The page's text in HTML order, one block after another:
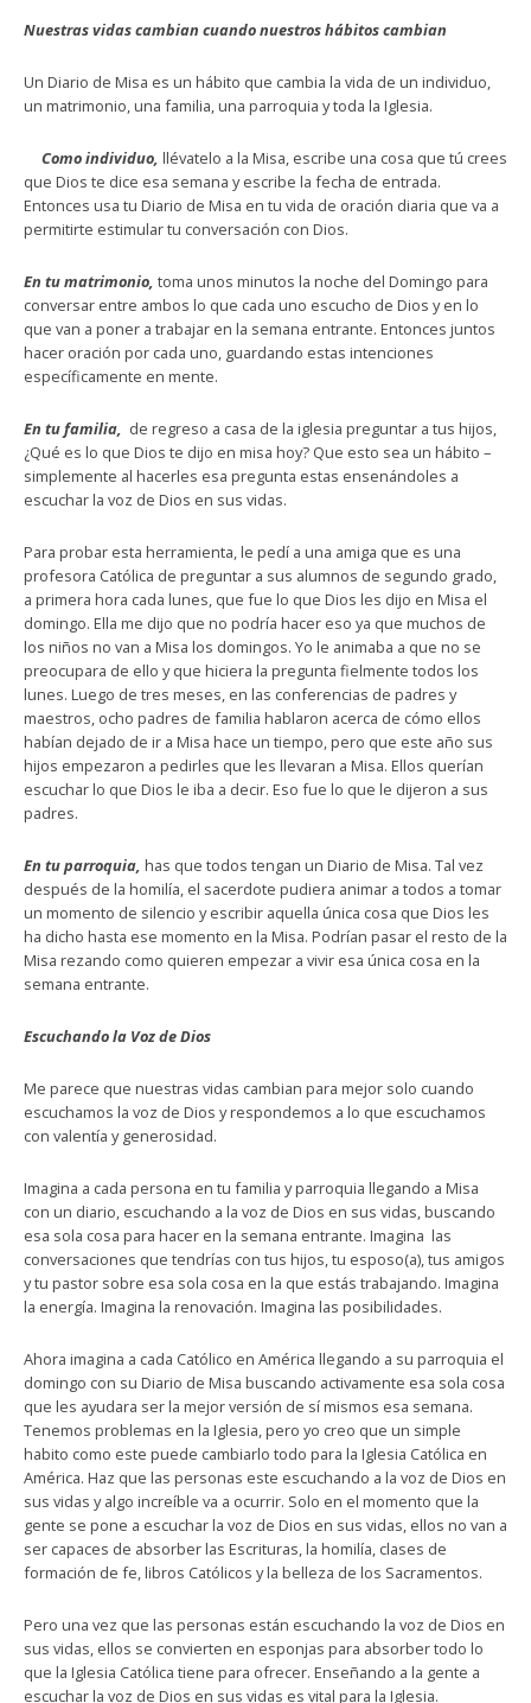
Nuestras vidas cambian cuando nuestros hábitos cambian
Un Diario de Misa es un hábito que cambia la vida de un individuo,
un matrimonio, una familia, una parroquia y toda la Iglesia.
Como individuo, llévatelo a la Misa, escribe una cosa que tú crees
que Dios te dice esa semana y escribe la fecha de entrada.
Entonces usa tu Diario de Misa en tu vida de oración diaria que va a
permitirte estimular tu conversación con Dios.
En tu matrimonio, toma unos minutos la noche del Domingo para
conversar entre ambos lo que cada uno escucho de Dios y en lo
que van a poner a trabajar en la semana entrante. Entonces juntos
hacer oración por cada uno, guardando estas intenciones
específicamente en mente.
En tu familia, de regreso a casa de la iglesia preguntar a tus hijos,
¿Qué es lo que Dios te dijo en misa hoy? Que esto sea un hábito –
simplemente al hacerles esa pregunta estas ensenándoles a
escuchar la voz de Dios en sus vidas.
Para probar esta herramienta, le pedí a una amiga que es una
profesora Católica de preguntar a sus alumnos de segundo grado,
a primera hora cada lunes, que fue lo que Dios les dijo en Misa el
domingo. Ella me dijo que no podría hacer eso ya que muchos de
los niños no van a Misa los domingos. Yo le animaba a que no se
preocupara de ello y que hiciera la pregunta fielmente todos los
lunes. Luego de tres meses, en las conferencias de padres y
maestros, ocho padres de familia hablaron acerca de cómo ellos
habían dejado de ir a Misa hace un tiempo, pero que este año sus
hijos empezaron a pedirles que les llevaran a Misa. Ellos querían
escuchar lo que Dios le iba a decir. Eso fue lo que le dijeron a sus
padres.
En tu parroquia, has que todos tengan un Diario de Misa. Tal vez
después de la homilía, el sacerdote pudiera animar a todos a tomar
un momento de silencio y escribir aquella única cosa que Dios les
ha dicho hasta ese momento en la Misa. Podrían pasar el resto de la
Misa rezando como quieren empezar a vivir esa única cosa en la
semana entrante.
Escuchando la Voz de Dios
Me parece que nuestras vidas cambian para mejor solo cuando
escuchamos la voz de Dios y respondemos a lo que escuchamos
con valentía y generosidad.
Imagina a cada persona en tu familia y parroquia llegando a Misa
con un diario, escuchando a la voz de Dios en sus vidas, buscando
esa sola cosa para hacer en la semana entrante. Imagina las
conversaciones que tendrías con tus hijos, tu esposo(a), tus amigos
y tu pastor sobre esa sola cosa en la que estás trabajando. Imagina
la energía. Imagina la renovación. Imagina las posibilidades.
Ahora imagina a cada Católico en América llegando a su parroquia el
domingo con su Diario de Misa buscando activamente esa sola cosa
que les ayudara ser la mejor versión de sí mismos esa semana.
Tenemos problemas en la Iglesia, pero yo creo que un simple
habito como este puede cambiarlo todo para la Iglesia Católica en
América. Haz que las personas este escuchando a la voz de Dios en
sus vidas y algo increíble va a ocurrir. Solo en el momento que la
gente se pone a escuchar la voz de Dios en sus vidas, ellos no van a
ser capaces de absorber las Escrituras, la homilía, clases de
formación de fe, libros Católicos y la belleza de los Sacramentos.
Pero una vez que las personas están escuchando la voz de Dios en
sus vidas, ellos se convierten en esponjas para absorber todo lo
que la Iglesia Católica tiene para ofrecer. Enseñando a la gente a
escuchar la voz de Dios en sus vidas es vital para la Iglesia.